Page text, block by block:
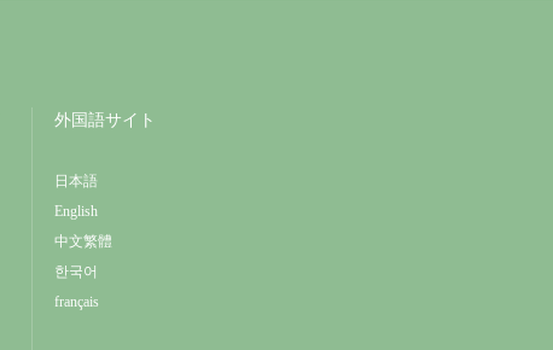
外国語サイト
日本語
English
中文繁體
한국어
français